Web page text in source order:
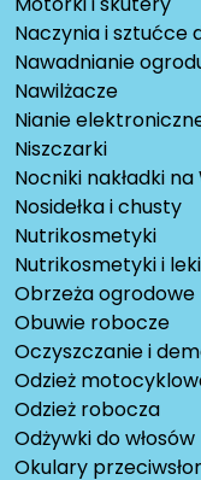
Naczynia i sztućce
Nawadnianie
Nawilżacze
Nianie
Niszczarki
Nocniki nakładki
Nosidełka i chusty
Nutrikosmetyki
Nutrikosmetyki i
Obrzeża ogrodowe
Obuwie robocze
Oczyszczanie i
Odzież
Odzież robocza
Odżywki do włosów
Okulary